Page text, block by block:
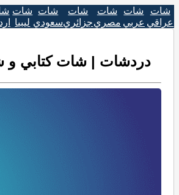
شات
عراقي
شات
عربي
شات
مصري
شات
جزائري
شات
سعودي
شات
ليبيا
دردشات | شات كتابي